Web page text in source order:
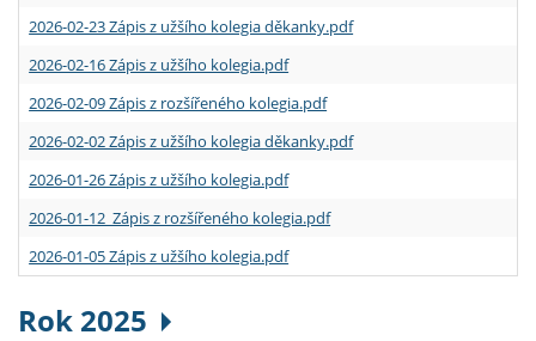
2026-02-23 Zápis z užšího kolegia děkanky.pdf
2026-02-16 Zápis z užšího kolegia.pdf
2026-02-09 Zápis z rozšířeného kolegia.pdf
2026-02-02 Zápis z užšího kolegia děkanky.pdf
2026-01-26 Zápis z užšího kolegia.pdf
2026-01-12 Zápis z rozšířeného kolegia.pdf
2026-01-05 Zápis z užšího kolegia.pdf
Rok 2025